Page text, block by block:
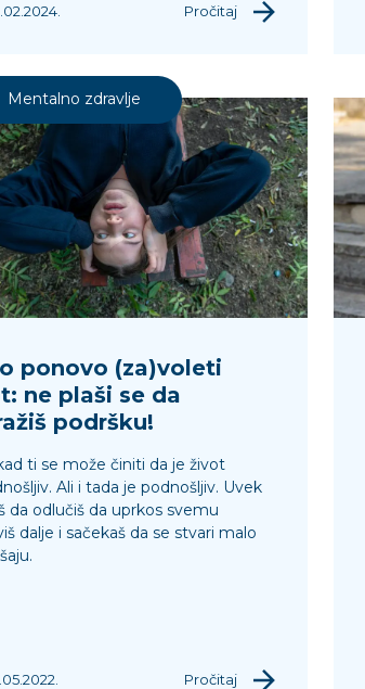
Pročitaj
Mentalno zdravlje
ponovo (za)voleti
ne plaši se da
podršku!
ti se može činiti da je život
Ali i tada je podnošljiv. Uvek
da odlučiš da uprkos svemu
dalje i sačekaš da se stvari malo
Pročitaj